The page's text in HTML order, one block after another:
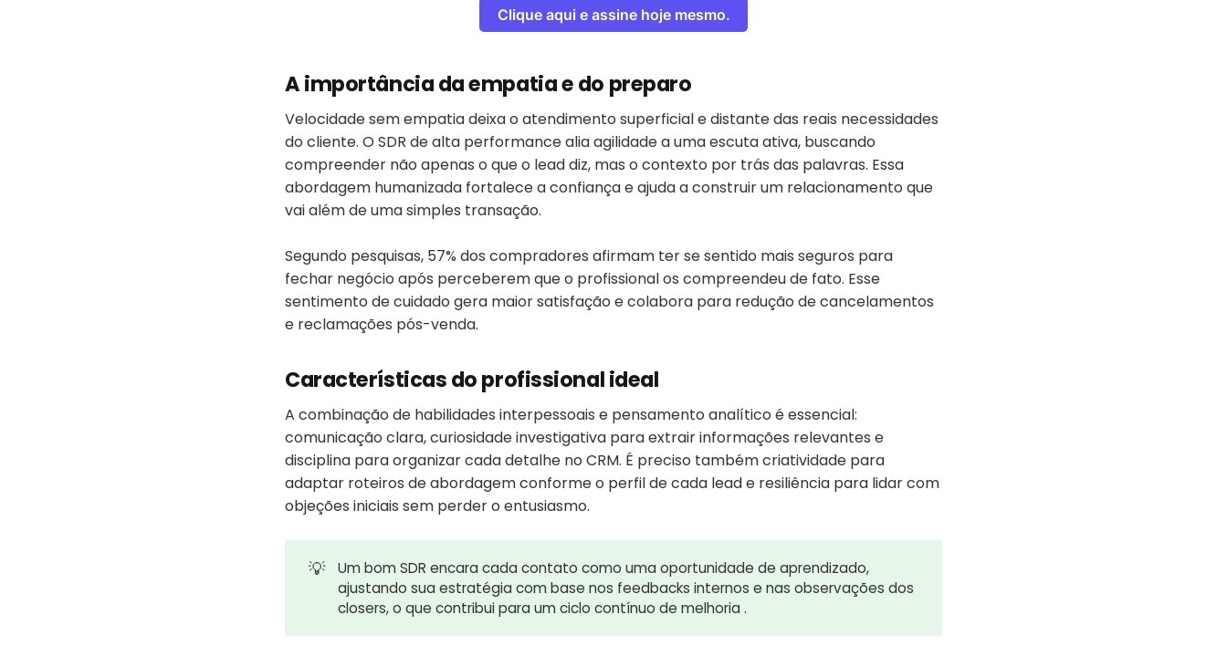
Clique aqui e assine hoje mesmo.
A importância da empatia e do preparo
Velocidade sem empatia deixa o atendimento superficial e distante das reais necessidades
do cliente. O SDR de alta performance alia agilidade a uma escuta ativa, buscando
compreender não apenas o que o lead diz, mas o contexto por trás das palavras. Essa
abordagem humanizada fortalece a confiança e ajuda a construir um relacionamento que
vai além de uma simples transação.
Segundo pesquisas, 57% dos compradores afirmam ter se sentido mais seguros para
fechar negócio após perceberem que o profissional os compreendeu de fato. Esse
sentimento de cuidado gera maior satisfação e colabora para redução de cancelamentos
e reclamações pós-venda.
Características do profissional ideal
A combinação de habilidades interpessoais e pensamento analítico é essencial:
comunicação clara, curiosidade investigativa para extrair informações relevantes e
disciplina para organizar cada detalhe no CRM. É preciso também criatividade para
adaptar roteiros de abordagem conforme o perfil de cada lead e resiliência para lidar com
objeções iniciais sem perder o entusiasmo.
💡
Um bom SDR encara cada contato como uma oportunidade de aprendizado,
ajustando sua estratégia com base nos feedbacks internos e nas observações dos
closers, o que contribui para um ciclo contínuo de melhoria .